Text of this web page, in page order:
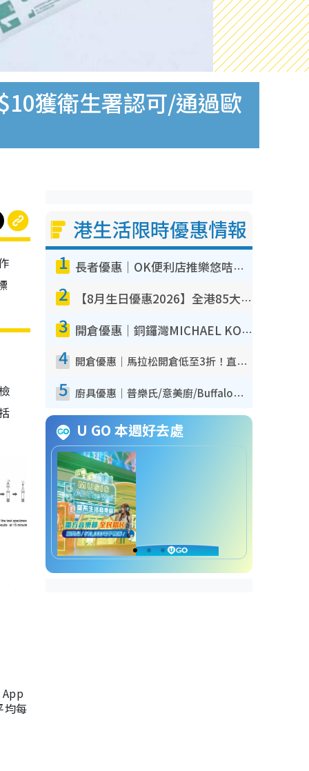
獲衛生署認可/通過歐
均每
港生活限時優惠情報
1 長者優惠｜OK便利店推樂悠咭優惠！買麵包/牛奶/保健品拍卡即減
2 【8月生日優惠2026】全港85大食買玩著數攻略 自助餐/火鍋放題同行免費＋誠品/DONKI送現金券
3 開倉優惠｜銅鑼灣MICHAEL KORS開倉低至17折！直擊$500起買手袋/銀包/鞋款 必買經典Jet Set系列
4 開倉優惠｜馬拉松開倉低至3折！直擊$99起買adidas／New Balance／Puma鞋款 STANLEY保溫杯劈價至$119起
5 廚具優惠｜普樂氏/意美廚/Buffalo廚具低至3折！$89起買煎鍋／炒鑊／個人鍋 同場小家電激減至$99起
U GO 本週好去處